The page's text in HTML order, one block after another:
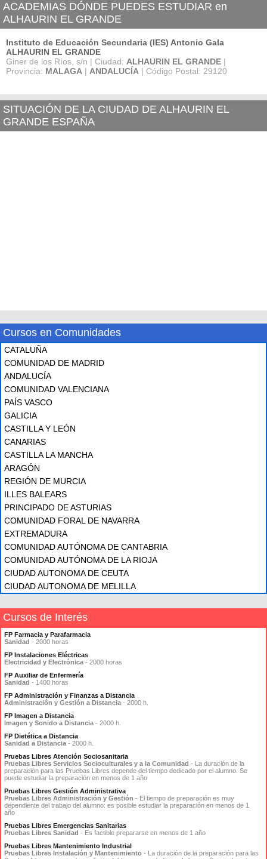
ACADEMIAS DÓNDE PUEDES ESTUDIAR en
ALHAURIN EL GRANDE
Instituto de Educación Secundaria (IES) Antonio Gala
ALHAURIN EL GRANDE
Giner de los Ríos, s/n | Ciudad: ALHAURIN EL GRANDE |
Provincia: MALAGA | ANDALUCÍA | Código Postal: 29120
SITUACIÓN DE LA CIUDAD DE ALHAURIN EL
GRANDE ESPAÑA
Cursos en Comunidades
CATALUÑA
COMUNIDAD DE MADRID
ANDALUCÍA
COMUNIDAD VALENCIANA
PAÍS VASCO
GALICIA
CASTILLA Y LEÓN
CANARIAS
CASTILLA LA MANCHA
ARAGÓN
REGIÓN DE MURCIA
ILLES BALEARS
PRINCIPADO DE ASTURIAS
COMUNIDAD FORAL DE NAVARRA
EXTREMADURA
COMUNIDAD AUTÓNOMA DE CANTABRIA
COMUNIDAD AUTÓNOMA DE LA RIOJA
CIUDAD AUTONOMA DE CEUTA
CIUDAD AUTONOMA DE MELILLA
Cursos de Interés
FP Farmacia y Parafarmacia
Sanidad - 2000 horas
FP Instalaciones Eléctricas
Electricidad y Electrónica - 2000 horas
FP Auxiliar de Enfermería
Sanidad - 1400 horas
FP Administración y Finanzas a Distancia
Administración y Gestión a Distancia - 2000 h.
FP Imagen a Distancia
Imagen y Sonido a Distancia - 2000 h.
FP Dietética a Distancia
Sanidad a Distancia - 2000 h.
Pruebas Libres Atención Sociosanitaria
Pruebas Libres Servicios Socioculturales y a la Comunidad - La duración de la
preparación para las Pruebas Libres depende del tiempo dedicado por el alumno. Se
puede estudiar la preparación en menos de 1 año
Pruebas Libres Gestión Administrativa
Pruebas Libres Administración y Gestión - El tiempo de preparación es muy
dependiente del trabajo del alumno: es posible estudiar la preparación en menos de 1
año
Pruebas Libres Emergencias Sanitarias
Pruebas Libres Sanidad - Es factible prepararse en menos de 1 año
Pruebas Libres Mantenimiento Industrial
Pruebas Libres Instalación y Mantenimiento - La duración de la preparación para las